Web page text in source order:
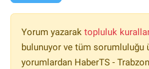
Yorum yazarak topluluk
bulunuyor ve tüm sorumluluğu
yorumlardan HaberTS -